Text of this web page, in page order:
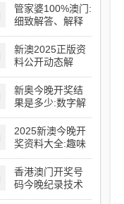
管家婆100%澳门:
细致解答、解释
与落实​,留心误导
的假广告梦
新澳2025正版资
料公开动态解
答、解释与落实,
规避不实吹嘘迷
雾
新奥今晚开奖结
果是多少:数字解
答、解释与落实​,
小心虚假鼓吹
2025新澳今晚开
奖资料大全:趣味
释义、解释与落
实​,规避伪假宣传
局
香港澳门开奖号
码今晚纪录技术
释义、解释与落